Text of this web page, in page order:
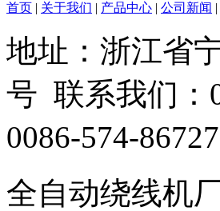
首页 | 关于我们 | 产品中心 | 公司新闻 |
地址：浙江省
号 联系我们：
0086-574-
全自动绕线机